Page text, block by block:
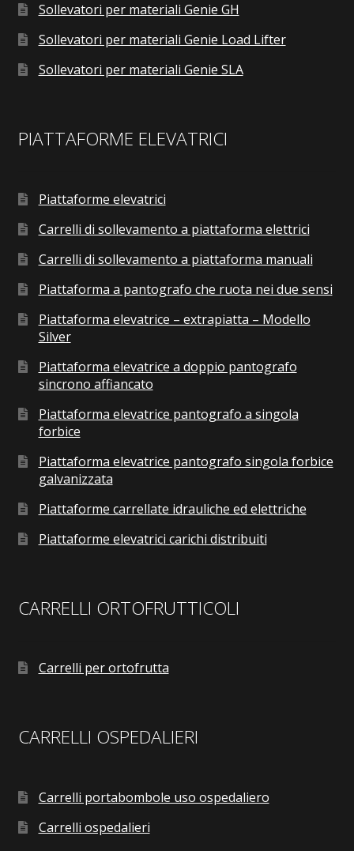
Sollevatori per materiali Genie GH
Sollevatori per materiali Genie Load Lifter
Sollevatori per materiali Genie SLA
PIATTAFORME ELEVATRICI
Piattaforme elevatrici
Carrelli di sollevamento a piattaforma elettrici
Carrelli di sollevamento a piattaforma manuali
Piattaforma a pantografo che ruota nei due sensi
Piattaforma elevatrice – extrapiatta – Modello
Silver
Piattaforma elevatrice a doppio pantografo
sincrono affiancato
Piattaforma elevatrice pantografo a singola
forbice
Piattaforma elevatrice pantografo singola forbice
galvanizzata
Piattaforme carrellate idrauliche ed elettriche
Piattaforme elevatrici carichi distribuiti
CARRELLI ORTOFRUTTICOLI
Carrelli per ortofrutta
CARRELLI OSPEDALIERI
Carrelli portabombole uso ospedaliero
Carrelli ospedalieri